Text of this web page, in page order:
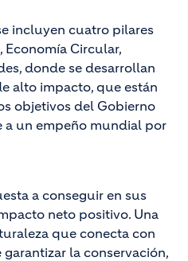
incluyen cuatro pilares
Economía Circular,
donde se desarrollan
alto impacto, que están
objetivos del Gobierno
a un empeño mundial por
a conseguir en sus
neto positivo. Una
que conecta con
la conservación,